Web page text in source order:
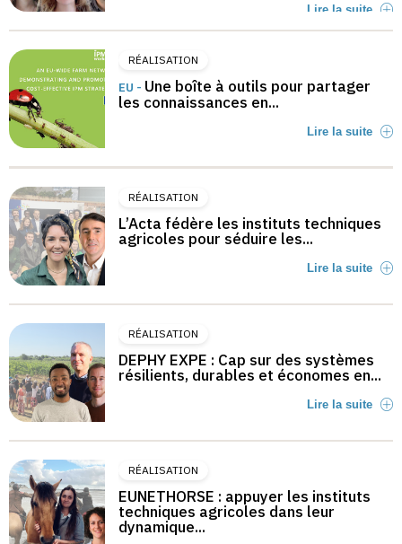
Lire la suite
RÉALISATION
EU - Une boîte à outils pour partager
les connaissances en...
Lire la suite
RÉALISATION
L’Acta fédère les instituts techniques
agricoles pour séduire les...
Lire la suite
RÉALISATION
DEPHY EXPE : Cap sur des systèmes
résilients, durables et économes en...
Lire la suite
RÉALISATION
EUNETHORSE : appuyer les instituts
techniques agricoles dans leur
dynamique...